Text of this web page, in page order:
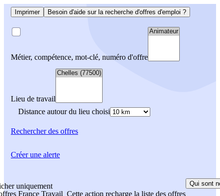
Imprimer Besoin d'aide sur la recherche d'offres d'emploi ?
Métier, compétence, mot-clé, numéro d'offre
Lieu de travail
Distance autour du lieu choisi
Rechercherdes offres
uniquement
France Travail Cette action recharge la liste des offres
Qui sont
Créer une alerte